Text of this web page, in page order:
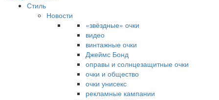
Стиль
Новости
«звёздные» очки
видео
винтажные очки
Джеймс Бонд
оправы и солнцезащитные очки
очки и общество
очки унисекс
рекламные кампании